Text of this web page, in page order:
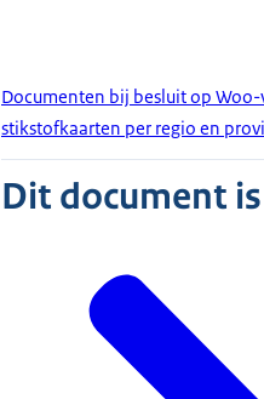
Documenten bij besluit op
stikstofkaarten per regio en
Dit document